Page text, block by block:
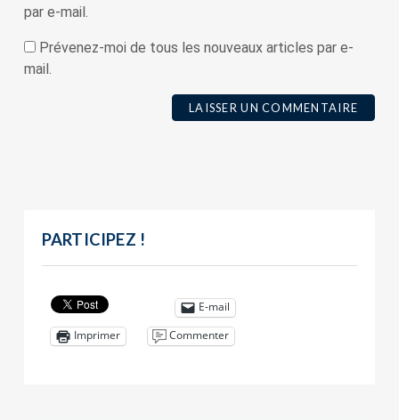
par e-mail.
Prévenez-moi de tous les nouveaux articles par e-
mail.
PARTICIPEZ !
E-mail
Imprimer
Commenter